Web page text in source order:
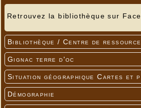
Retrouvez la bibliothèque sur
Bibliothèque / Centre de
Gignac terre d'oc
Situation géographique Cartes et
Démographie